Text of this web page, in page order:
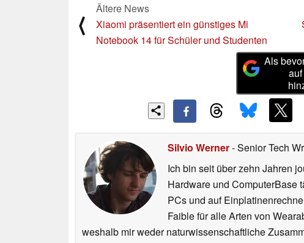
⟨
Ältere News
Xiaomi präsentiert ein günstiges Mi
Notebook 14 für Schüler und Studenten
Als
Silvio Werner- Senior Tech
Ich bin seit über zehn Jahren
Hardware und ComputerBase
PCs und auf
Faible für alle Arten von
weshalb mir weder naturwissenschaftliche